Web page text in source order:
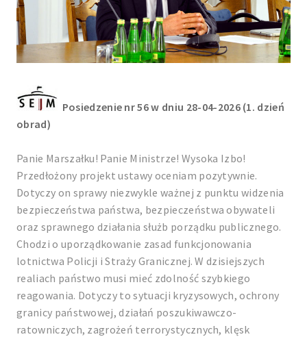
Posiedzenie nr 56 w dniu 28-04-2026 (1. dzień
obrad)
Panie Marszałku! Panie Ministrze! Wysoka Izbo!
Przedłożony projekt ustawy oceniam pozytywnie.
Dotyczy on sprawy niezwykle ważnej z punktu widzenia
bezpieczeństwa państwa, bezpieczeństwa obywateli
oraz sprawnego działania służb porządku publicznego.
Chodzi o uporządkowanie zasad funkcjonowania
lotnictwa Policji i Straży Granicznej. W dzisiejszych
realiach państwo musi mieć zdolność szybkiego
reagowania. Dotyczy to sytuacji kryzysowych, ochrony
granicy państwowej, działań poszukiwawczo-
ratowniczych, zagrożeń terrorystycznych, klęsk